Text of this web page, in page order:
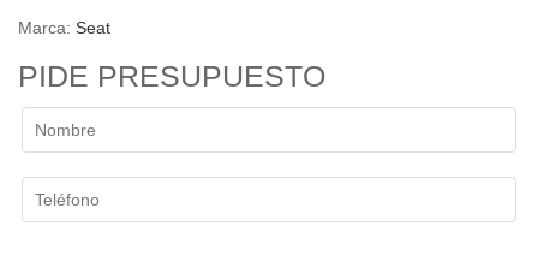
Marca: Seat
PIDE PRESUPUESTO